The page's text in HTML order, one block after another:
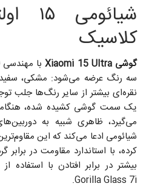
کلاسیک
گوشی Xiaomi 15 Ultra
با مهندسی
سه رنگ عرضه می‌شود: مشکی، سفید
نقره‌ای بیشتر از سایر رنگ‌ها جلب
یک سمت گوشی کشیده شده،
می‌گیرد، ظاهری شبیه به
شیائومی ادعا می‌کند که این
Gorilla Glass 7i.